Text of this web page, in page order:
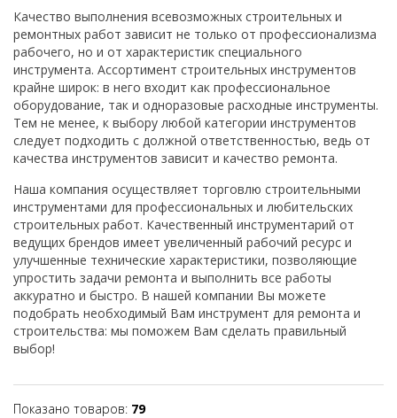
Качество выполнения всевозможных строительных и
ремонтных работ зависит не только от профессионализма
рабочего, но и от характеристик специального
инструмента. Ассортимент строительных инструментов
крайне широк: в него входит как профессиональное
оборудование, так и одноразовые расходные инструменты.
Тем не менее, к выбору любой категории инструментов
следует подходить с должной ответственностью, ведь от
качества инструментов зависит и качество ремонта.
Наша компания осуществляет торговлю строительными
инструментами для профессиональных и любительских
строительных работ. Качественный инструментарий от
ведущих брендов имеет увеличенный рабочий ресурс и
улучшенные технические характеристики, позволяющие
упростить задачи ремонта и выполнить все работы
аккуратно и быстро. В нашей компании Вы можете
подобрать необходимый Вам инструмент для ремонта и
строительства: мы поможем Вам сделать правильный
выбор!
Показано товаров: 79